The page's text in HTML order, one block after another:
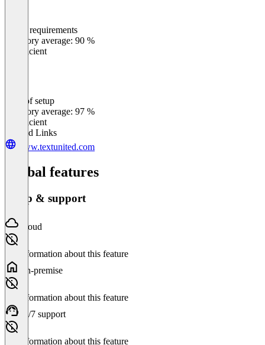
Meets requirements
Category average: 90 %
Insufficient
Ease of setup
Category average: 97 %
Insufficient
Related Links
www.textunited.com
Global features
Setup & support
Cloud
No information about this feature
On-premise
No information about this feature
24/7 support
No information about this feature